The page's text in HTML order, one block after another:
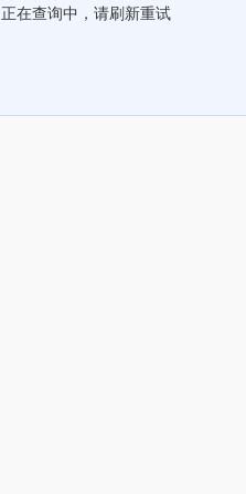
正在查询中，请刷新重试